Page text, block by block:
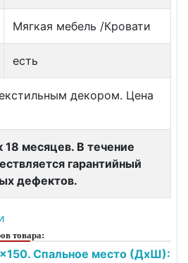
Мягкая мебель /Кровати
есть
декором. Цена
18 месяцев. В течение
гарантийный
дефектов.
товара:
Спальное место (ДxШ):